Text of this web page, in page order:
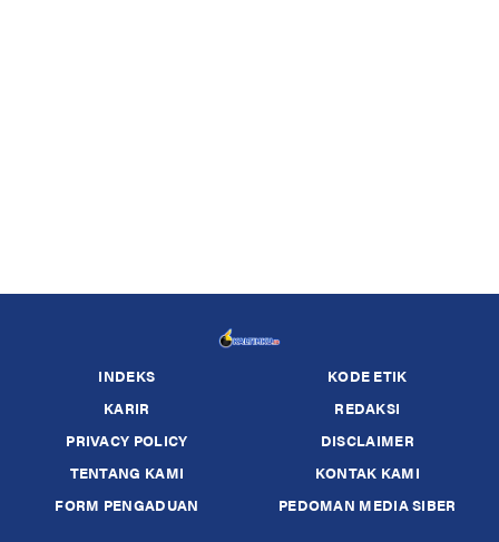
INDEKS
KODE ETIK
KARIR
REDAKSI
PRIVACY POLICY
DISCLAIMER
TENTANG KAMI
KONTAK KAMI
FORM PENGADUAN
PEDOMAN MEDIA SIBER